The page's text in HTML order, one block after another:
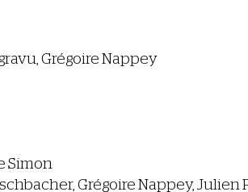
Grégoire Nappey
Simon
Grégoire Nappey, Julien